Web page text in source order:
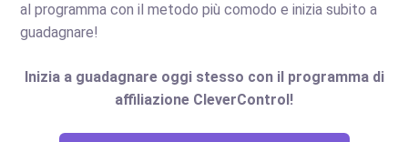
al programma con il metodo più comodo e inizia subito a
guadagnare!
Inizia a guadagnare oggi stesso con il programma di
affiliazione CleverControl!